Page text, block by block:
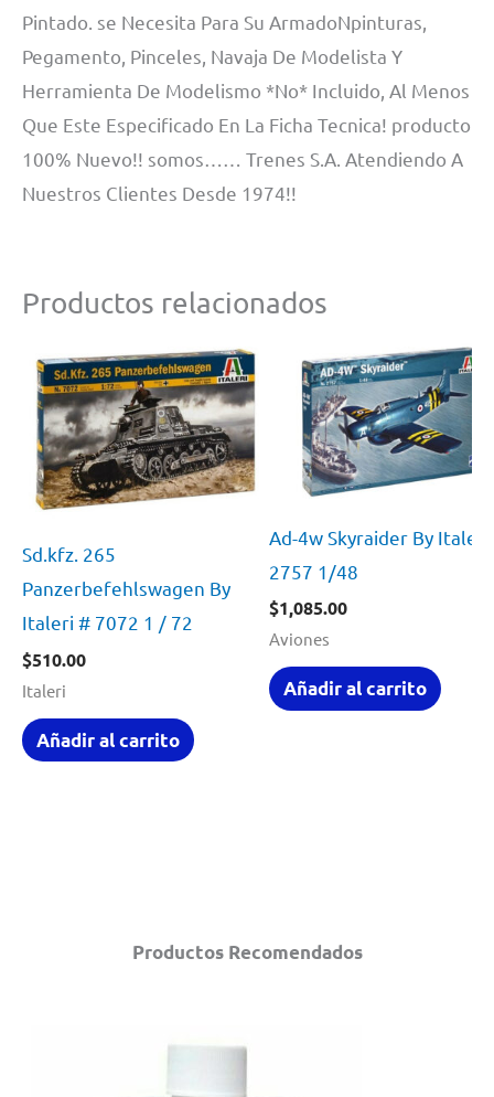
Productos Recomendados
Pintado. se Necesita Para Su ArmadoNpinturas,
Pegamento, Pinceles, Navaja De Modelista Y
Herramienta De Modelismo *No* Incluido, Al Menos
Que Este Especificado En La Ficha Tecnica! producto
100% Nuevo!! somos…… Trenes S.A. Atendiendo A
Nuestros Clientes Desde 1974!!
Productos relacionados
Sd.kfz. 265
Panzerbefehlswagen By
Italeri # 7072 1 / 72
$510.00
Italeri
Añadir al carrito
Ad-4w Skyraider By
2757 1/48
$1,085.00
Aviones
Añadir al carrito